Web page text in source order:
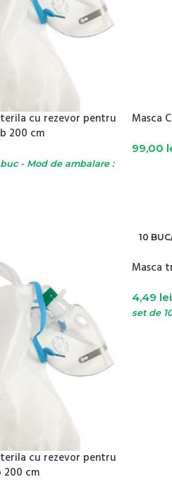
cu rezevor pentru
200 cm
- Mod de ambalare :
Masca
99,00
cu rezevor pentru
cm
10
Masca
4,49 lei
set de